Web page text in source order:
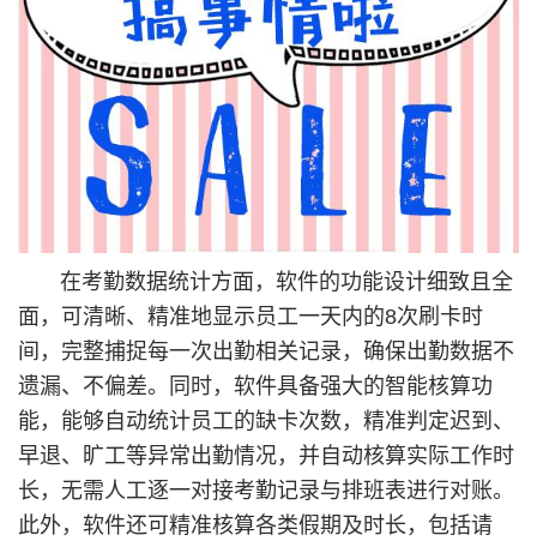
在考勤数据统计方面，软件的功能设计细致且全
面，可清晰、精准地显示员工一天内的8次刷卡时
间，完整捕捉每一次出勤相关记录，确保出勤数据不
遗漏、不偏差。同时，软件具备强大的智能核算功
能，能够自动统计员工的缺卡次数，精准判定迟到、
早退、旷工等异常出勤情况，并自动核算实际工作时
长，无需人工逐一对接考勤记录与排班表进行对账。
此外，软件还可精准核算各类假期及时长，包括请